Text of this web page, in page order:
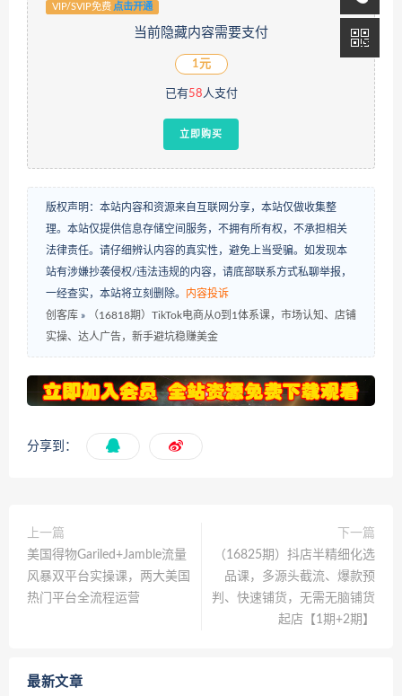
VIP/SVIP免费 点击开通
当前隐藏内容需要支付
1元
已有58人支付
立即购买
版权声明：本站内容和资源来自互联网分享，本站仅做收集整
理。本站仅提供信息存储空间服务，不拥有所有权，不承担相关
法律责任。请仔细辨认内容的真实性，避免上当受骗。如发现本
站有涉嫌抄袭侵权/违法违规的内容，请底部联系方式私聊举报，
一经查实，本站将立刻删除。 内容投诉
创客库 »
（16818期）TikTok电商从0到1体系课，市场认知、店铺
实操、达人广告，新手避坑稳赚美金
分享到：
上一篇
美国得物Gariled+Jamble流量
风暴双平台实操课，两大美国
热门平台全流程运营
下一篇
（16825期）抖店半精细化选
品课，多源头截流、爆款预
判、快速铺货，无需无脑铺货
起店【1期+2期】
最新文章